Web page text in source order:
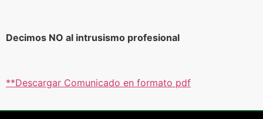
Decimos NO al intrusismo profesional
**Descargar Comunicado en formato pdf